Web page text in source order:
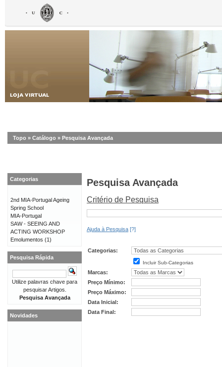
Topo » Catálogo » Pesquisa Avançada
Pesquisa Avançada
Critério de Pesquisa
Ajuda à Pesquisa [?]
Categorias:
Incluir Sub-Categorias
Marcas:
Preço Mínimo:
Preço Máximo:
Data Inicial:
Data Final:
Categorias
2nd MIA-Portugal Ageing
Spring School
MIA-Portugal
SAW - SEEING AND
ACTING WORKSHOP
Emolumentos (1)
Pesquisa Rápida
Utilize palavras chave para
pesquisar Artigos.
Pesquisa Avançada
Novidades